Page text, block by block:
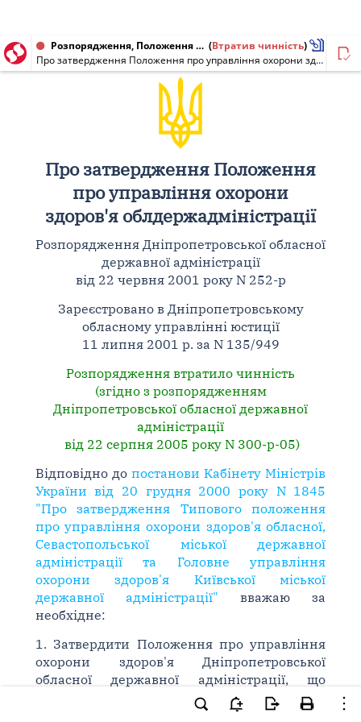
Розпорядження, Положення від 22.06.2001 № 252-р (Втратив чинність)
Про затвердження Положення про управління охорони здоров'я облдержадміністрації
Про затвердження Положення
про управління охорони
здоров'я облдержадміністрації
Розпорядження Дніпропетровської обласної
державної адміністрації
від 22 червня 2001 року N 252-р
Зареєстровано в Дніпропетровському
обласному управлінні юстиції
11 липня 2001 р. за N 135/949
Розпорядження втратило чинність
(згідно з розпорядженням
Дніпропетровської обласної державної
адміністрації
від 22 серпня 2005 року N 300-р-05)
Відповідно до постанови Кабінету Міністрів
України від 20 грудня 2000 року N 1845
"Про затвердження Типового положення
про управління охорони здоров'я обласної,
Севастопольської міської державної
адміністрації та Головне управління
охорони здоров'я Київської міської
державної адміністрації" вважаю за
необхідне:
1. Затвердити Положення про управління
охорони здоров'я Дніпропетровської
обласної державної адміністрації, що